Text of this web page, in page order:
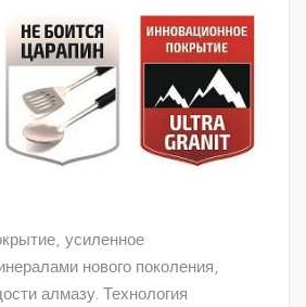
усиленное
нового поколения,
алмазу. Технология